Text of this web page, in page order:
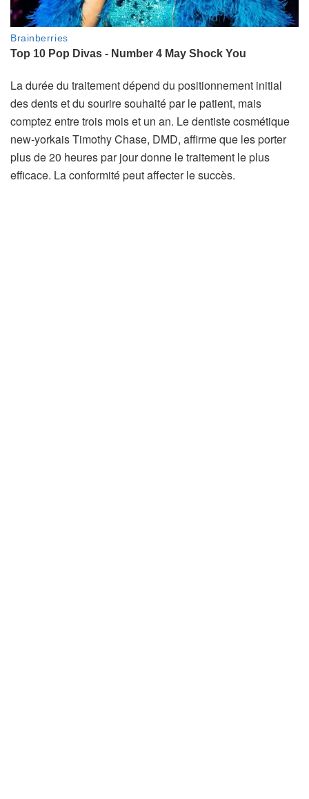
La durée du traitement dépend du positionnement initial
des dents et du sourire souhaité par le patient, mais
comptez entre trois mois et un an. Le dentiste cosmétique
new-yorkais Timothy Chase, DMD, affirme que les porter
plus de 20 heures par jour donne le traitement le plus
efficace. La conformité peut affecter le succès.